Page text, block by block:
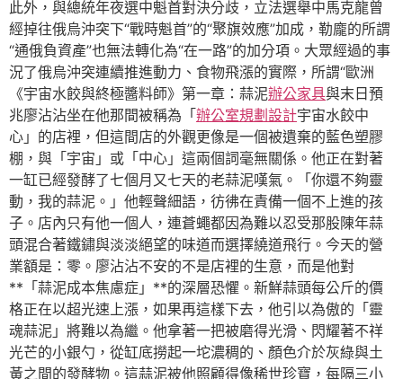
此外，與總統年夜選中魁首對決分歧，立法選舉中馬克龍曾
經掉往俄烏沖突下“戰時魁首”的“聚旗效應”加成，勒龐的所謂
“通俄負資產”也無法轉化為“在一路”的加分項。大眾經過的事
況了俄烏沖突連續推進動力、食物飛漲的實際，所謂“歐洲
《宇宙水餃與終極醬料師》第一章：蒜泥辦公家具與末日預
兆廖沾沾坐在他那間被稱為「 辦公室規劃設計宇宙水餃中
心」的店裡，但這間店的外觀更像是一個被遺棄的藍色塑膠
棚，與「宇宙」或「中心」這兩個詞毫無關係。他正在對著
一缸已經發酵了七個月又七天的老蒜泥嘆氣。「你還不夠靈
動，我的蒜泥。」他輕聲細語，彷彿在責備一個不上進的孩
子。店內只有他一個人，連蒼蠅都因為難以忍受那股陳年蒜
頭混合著鐵鏽與淡淡絕望的味道而選擇繞道飛行。今天的營
業額是：零。廖沾沾不安的不是店裡的生意，而是他對
**「蒜泥成本焦慮症」**的深層恐懼。新鮮蒜頭每公斤的價
格正在以超光速上漲，如果再這樣下去，他引以為傲的「靈
魂蒜泥」將難以為繼。他拿著一把被磨得光滑、閃耀著不祥
光芒的小銀勺，從缸底撈起一坨濃稠的、顏色介於灰綠與土
黃之間的發酵物。這蒜泥被他照顧得像稀世珍寶，每隔三小